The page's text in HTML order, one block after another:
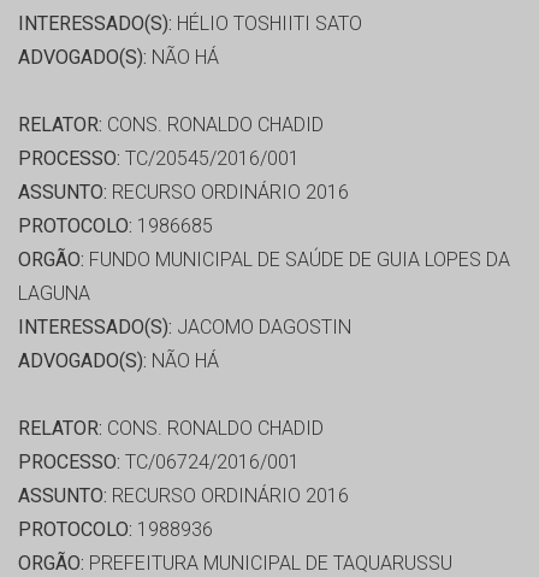
INTERESSADO(S): HÉLIO TOSHIITI SATO
ADVOGADO(S): NÃO HÁ
RELATOR: CONS. RONALDO CHADID
PROCESSO: TC/20545/2016/001
ASSUNTO: RECURSO ORDINÁRIO 2016
PROTOCOLO: 1986685
ORGÃO: FUNDO MUNICIPAL DE SAÚDE DE GUIA LOPES DA
LAGUNA
INTERESSADO(S): JACOMO DAGOSTIN
ADVOGADO(S): NÃO HÁ
RELATOR: CONS. RONALDO CHADID
PROCESSO: TC/06724/2016/001
ASSUNTO: RECURSO ORDINÁRIO 2016
PROTOCOLO: 1988936
ORGÃO: PREFEITURA MUNICIPAL DE TAQUARUSSU